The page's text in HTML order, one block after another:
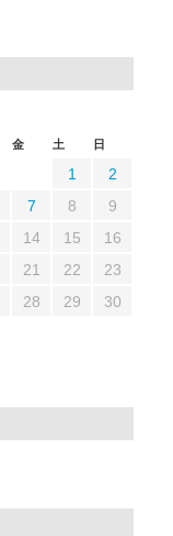
金 土 日
1
2
7 8
9
14 15
16
21 22
23
28 29
30